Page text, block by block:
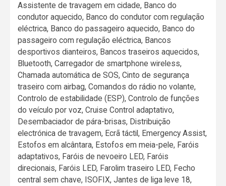
Assistente de travagem em cidade, Banco do
condutor aquecido, Banco do condutor com regulação
eléctrica, Banco do passageiro aquecido, Banco do
passageiro com regulação eléctrica, Bancos
desportivos dianteiros, Bancos traseiros aquecidos,
Bluetooth, Carregador de smartphone wireless,
Chamada automática de SOS, Cinto de segurança
traseiro com airbag, Comandos do rádio no volante,
Controlo de estabilidade (ESP), Controlo de funções
do veículo por voz, Cruise Control adaptativo,
Desembaciador de pára-brisas, Distribuição
electrónica de travagem, Ecrã táctil, Emergency Assist,
Estofos em alcântara, Estofos em meia-pele, Faróis
adaptativos, Faróis de nevoeiro LED, Faróis
direcionais, Faróis LED, Farolim traseiro LED, Fecho
central sem chave, ISOFIX, Jantes de liga leve 18,